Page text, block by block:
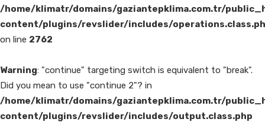
/home/klimatr/domains/gaziantepklima.com.tr/
content/plugins/revslider/includes/
on line 2762
Warning: "continue" targeting switch is equivalent to "break".
Did you mean to use "continue 2"? in
/home/klimatr/domains/gaziantepklima.com.tr/
content/plugins/revslider/includes/output.class.php